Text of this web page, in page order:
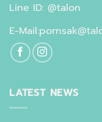
Line ID: @talon
E-
LATEST NEWS